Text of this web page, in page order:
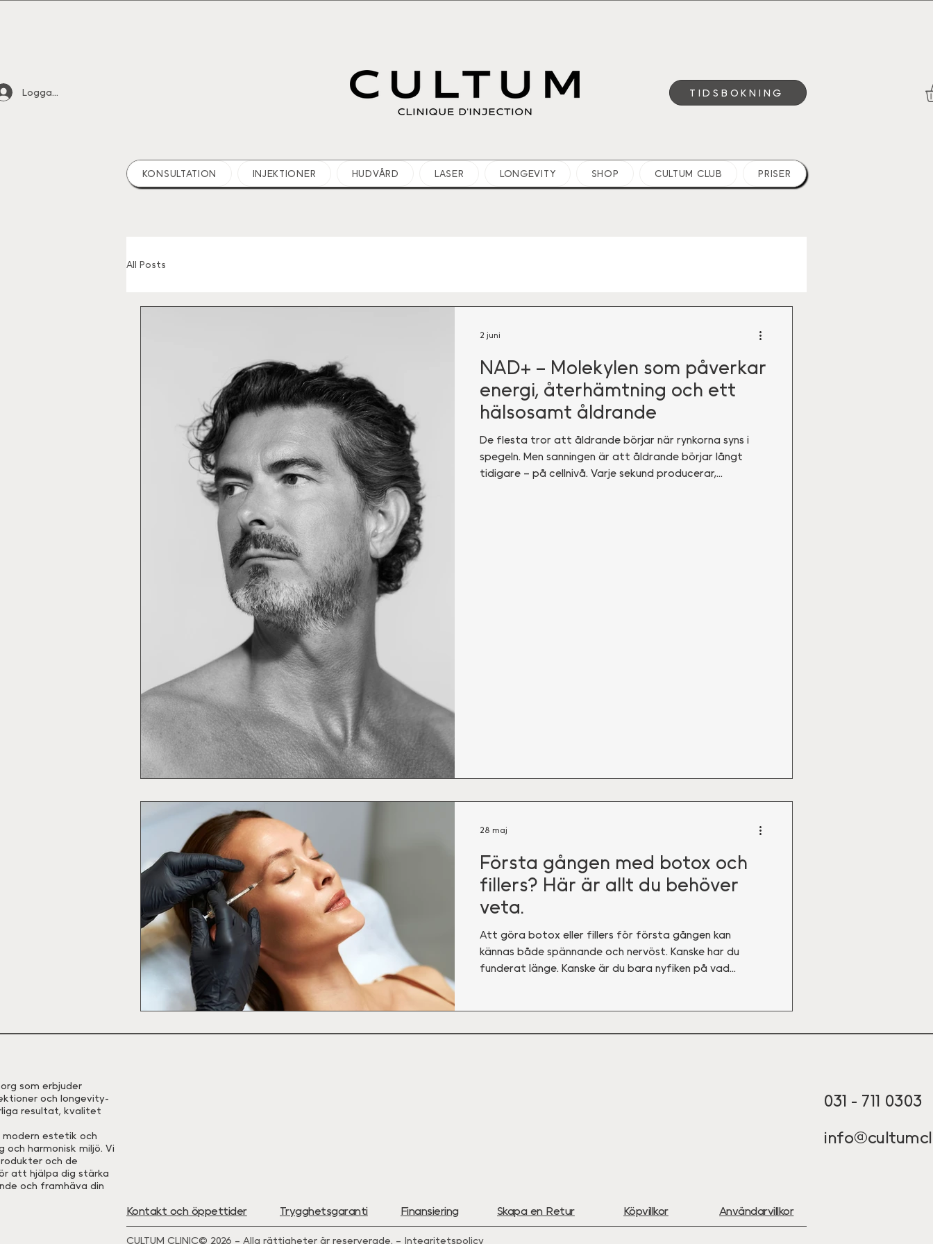
Logga in TIDSBOKNING
KONSULTATION INJEKTIONER HUDVÅRD LASER LONGEVITY SHOP CULTUM CLUB PRISER
All Posts
NAD+ – Molekylen som påverkar
energi, återhämtning och ett
hälsosamt åldrande
De flesta tror att åldrande börjar när rynkorna syns i
spegeln. Men sanningen är att åldrande börjar långt
tidigare – på cellnivå. Varje sekund producerar,
2 juni
Första gången med botox och
fillers? Här är allt du behöver
veta.
Att göra botox eller fillers för första gången kan
kännas både spännande och nervöst. Kanske har du
funderat länge. Kanske är du bara nyfiken på vad
28 maj
som erbjuder
och longevity-
resultat, kvalitet
modern estetik och
harmonisk miljö. Vi
och de
att hjälpa dig stärka
och framhäva din
Kontakt och öppettider Trygghetsgaranti Finansiering Skapa en Retur
031 - 711 0303
Köpvillkor Användarvillkor
CULTUM CLINIC© 2026 – Alla rättigheter är reserverade. – Integritetspolicy